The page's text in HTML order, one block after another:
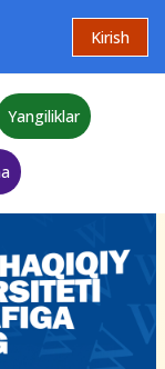
Kirish
Yangiliklar